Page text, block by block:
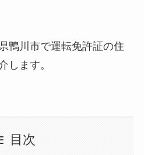
鴨川市で運転免許証の住
します。
目次